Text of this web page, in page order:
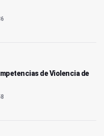
de Violencia de